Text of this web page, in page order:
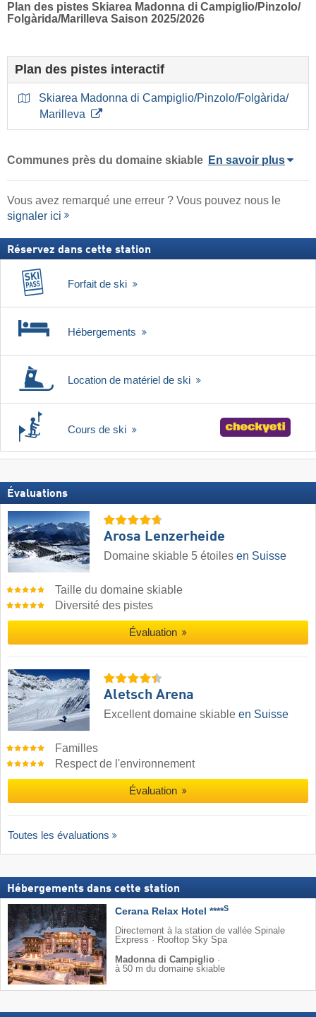
Plan des pistes Skiarea Madonna di Campiglio/​Pinzolo/​
Folgàrida/​Marilleva Saison 2025/2026
Plan des pistes interactif
Skiarea Madonna di Campiglio/​Pinzolo/​Folgàrida/​
Marilleva
Communes près du domaine skiable En savoir plus
Vous avez remarqué une erreur ? Vous pouvez nous le
signaler ici
Réservez dans cette station
Forfait de ski
Hébergements
Location de matériel de ski
Cours de ski
Évaluations
Arosa Lenzerheide
Domaine skiable 5 étoiles en Suisse
Taille du domaine skiable
Diversité des pistes
Évaluation
Aletsch Arena
Excellent domaine skiable en Suisse
Familles
Respect de l'environnement
Évaluation
Toutes les évaluations
Hébergements dans cette station
Cerana Relax Hotel ****S
Directement à la station de vallée Spinale
Express · Rooftop Sky Spa
Madonna di Campiglio ·
à 50 m du domaine skiable